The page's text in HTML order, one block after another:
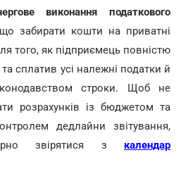
виконання податкового
забирати кошти на приватні
того, як підприємець повністю
сплатив усі належні податки й
строки. Щоб не
розрахунків із бюджетом та
дедлайни звітування,
звірятися з календар